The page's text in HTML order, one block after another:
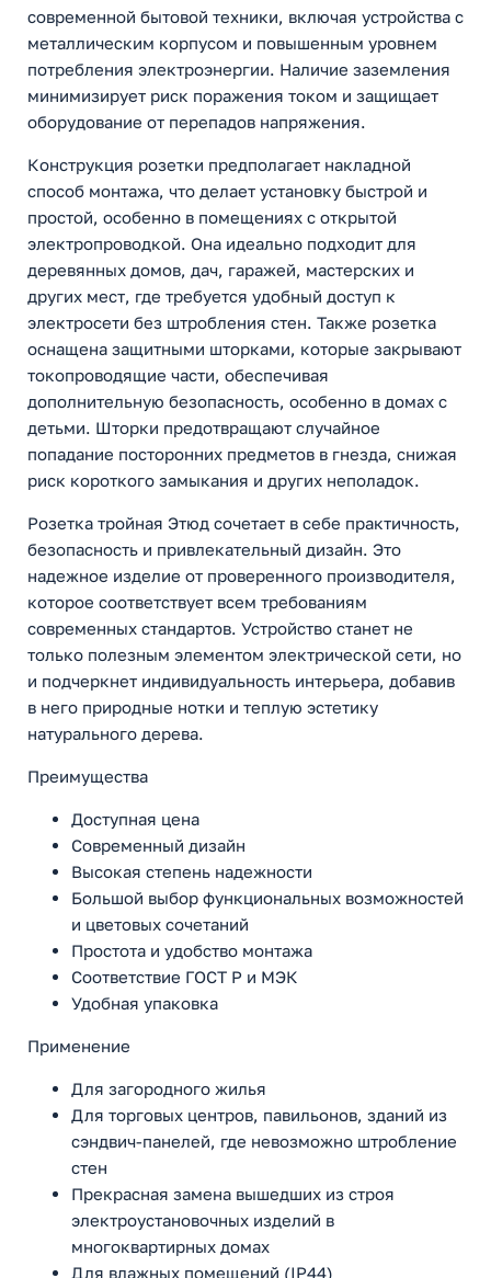
современной бытовой техники, включая устройства с
металлическим корпусом и повышенным уровнем
потребления электроэнергии. Наличие заземления
минимизирует риск поражения током и защищает
оборудование от перепадов напряжения.
Конструкция розетки предполагает накладной
способ монтажа, что делает установку быстрой и
простой, особенно в помещениях с открытой
электропроводкой. Она идеально подходит для
деревянных домов, дач, гаражей, мастерских и
других мест, где требуется удобный доступ к
электросети без штробления стен. Также розетка
оснащена защитными шторками, которые закрывают
токопроводящие части, обеспечивая
дополнительную безопасность, особенно в домах с
детьми. Шторки предотвращают случайное
попадание посторонних предметов в гнезда, снижая
риск короткого замыкания и других неполадок.
Розетка тройная Этюд сочетает в себе практичность,
безопасность и привлекательный дизайн. Это
надежное изделие от проверенного производителя,
которое соответствует всем требованиям
современных стандартов. Устройство станет не
только полезным элементом электрической сети, но
и подчеркнет индивидуальность интерьера, добавив
в него природные нотки и теплую эстетику
натурального дерева.
Преимущества
Доступная цена
Современный дизайн
Высокая степень надежности
Большой выбор функциональных возможностей
и цветовых сочетаний
Простота и удобство монтажа
Соответствие ГОСТ Р и МЭК
Удобная упаковка
Применение
Для загородного жилья
Для торговых центров, павильонов, зданий из
сэндвич-панелей, где невозможно штробление
стен
Прекрасная замена вышедших из строя
электроустановочных изделий в
многоквартирных домах
Для влажных помещений (IP44)